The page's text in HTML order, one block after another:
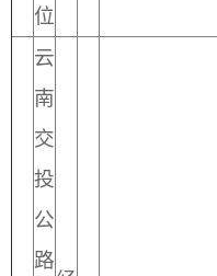
位
云
南
交
投
公
路